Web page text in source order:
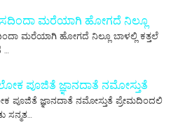
ಮರೆಯಾಗಿ ಹೋಗದೆ ನಿಲ್ಲೂ
ಮರೆಯಾಗಿ ಹೋಗದೆ ನಿಲ್ಲೂ ಬಾಳಲ್ಲಿ ಕತ್ತಲೆ
…
ಪೂಜಿತೆ ಜ್ಞಾನದಾತೆ ನಮೋಸ್ತುತೆ
ಪೂಜಿತೆ ಜ್ಞಾನದಾತೆ ನಮೋಸ್ತುತೆ ಪ್ರೇಮದಿಂದಲಿ
ಸನ್ಮತ…